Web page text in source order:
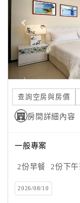
訂
單
管
理
員
戶
查詢空房與房價
房間詳細內容
一般專案
2份早餐 2份下午
2026/08/10